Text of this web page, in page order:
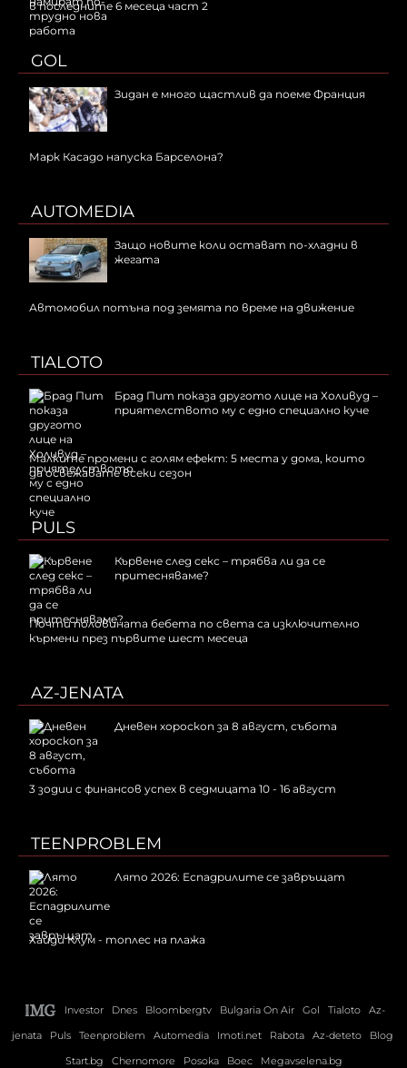
в последните 6 месеца част 2
GOL
Зидан е много щастлив да поеме Франция
Марк Касадо напуска Барселона?
AUTOMEDIA
Защо новите коли остават по-хладни в
жегата
Автомобил потъна под земята по време на движение
TIALOTO
Брад Пит показа другото лице на Холивуд –
приятелството му с едно специално куче
Малките промени с голям ефект: 5 места у дома, които
да освежавате всеки сезон
PULS
Кървене след секс – трябва ли да се
притесняваме?
Почти половината бебета по света са изключително
кърмени през първите шест месеца
AZ-JENATA
Дневен хороскоп за 8 август, събота
3 зодии с финансов успех в седмицата 10 - 16 август
TEENPROBLEM
Лято 2026: Еспадрилите се завръщат
Хайди Клум - топлес на плажа
Investor Dnes Bloombergtv Bulgaria On Air Gol Tialoto
Az-
jenata
Puls Teenproblem Automedia Imoti.net Rabota Az-deteto
Blog
Start.bg
Chernomore Posoka Boec Megavselena.bg